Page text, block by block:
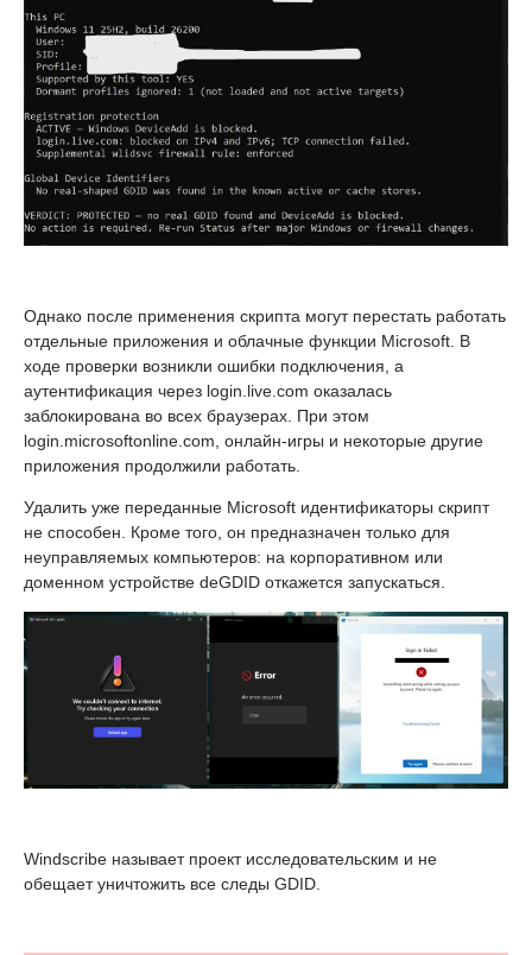
Однако после применения скрипта могут перестать работать
отдельные приложения и облачные функции Microsoft. В
ходе проверки возникли ошибки подключения, а
аутентификация через login.live.com оказалась
заблокирована во всех браузерах. При этом
login.microsoftonline.com, онлайн-игры и некоторые другие
приложения продолжили работать.
Удалить уже переданные Microsoft идентификаторы скрипт
не способен. Кроме того, он предназначен только для
неуправляемых компьютеров: на корпоративном или
доменном устройстве deGDID откажется запускаться.
Windscribe называет проект исследовательским и не
обещает уничтожить все следы GDID.